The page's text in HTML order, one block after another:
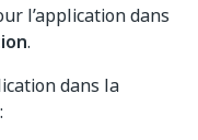
l’application dans
.
dans la
: